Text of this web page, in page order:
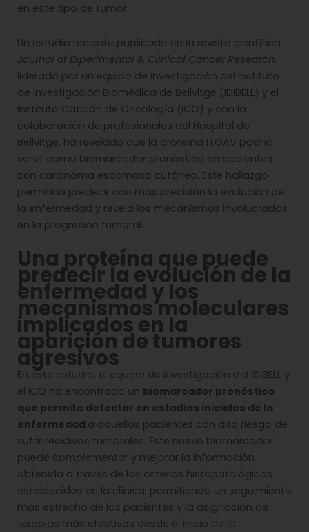
en este tipo de tumor.
Un estudio reciente publicado en la revista científica
Journal of Experimental & Clinical Cancer Research,
liderado por un equipo de investigación del Instituto
de Investigación Biomédica de Bellvitge (IDIBELL) y el
Instituto Catalán de Oncología (ICO) y con la
colaboración de profesionales del Hospital de
Bellvitge, ha revelado que la proteína ITGAV podría
servir como biomarcador pronóstico en pacientes
con carcinoma escamoso cutáneo. Este hallazgo
permitiría predecir con más precisión la evolución de
la enfermedad y revela los mecanismos involucrados
en la progresión tumoral.
Una proteína que puede
predecir la evolución de la
enfermedad y los
mecanismos moleculares
implicados en la
aparición de tumores
agresivos
En este estudio, el equipo de investigación del IDIBELL y
el ICO ha encontrado un biomarcador pronóstico
que permite detectar en estadios iniciales de la
enfermedad a aquellos pacientes con alto riesgo de
sufrir recidivas tumorales. Este nuevo biomarcador
puede complementar y mejorar la información
obtenida a través de los criterios histopatológicos
establecidos en la clínica, permitiendo un seguimiento
más estrecho de los pacientes y la asignación de
terapias más efectivas desde el inicio de la